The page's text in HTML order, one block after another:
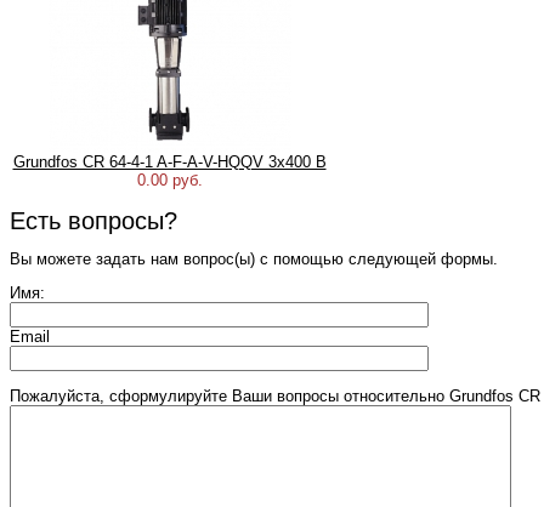
Grundfos CR 64-4-1 A-F-A-V-HQQV 3х400 В
0.00 руб.
Есть вопросы?
Вы можете задать нам вопрос(ы) с помощью следующей формы.
Имя:
Email
Пожалуйста, сформулируйте Ваши вопросы относительно Grundfos